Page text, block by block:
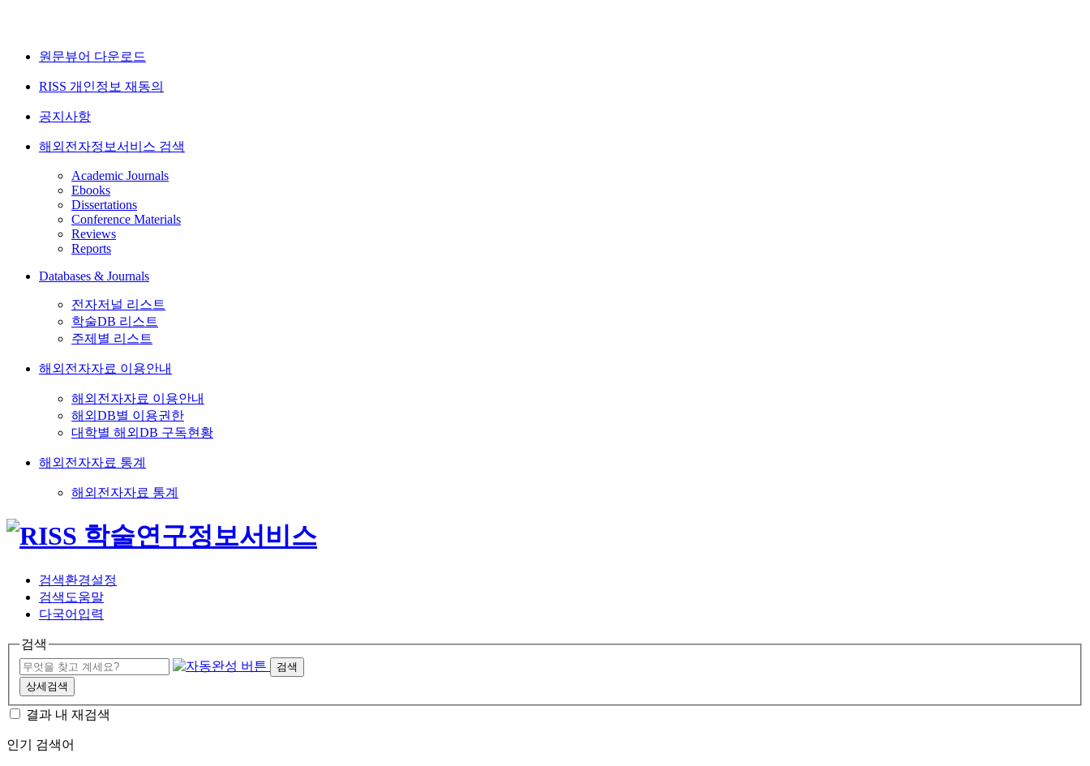
원문뷰어 다운로드
RISS 개인정보 재동의
공지사항
해외전자정보서비스 검색
Academic Journals
Ebooks
Dissertations
Conference Materials
Reviews
Reports
Databases & Journals
전자저널 리스트
학술DB 리스트
주제별 리스트
해외전자자료 이용안내
해외전자자료 이용안내
해외DB별 이용권한
대학별 해외DB 구독현황
해외전자자료 통계
해외전자자료 통계
검색환경설정
검색도움말
다국어입력
검색
검색
상세검색
결과 내 재검색
인기 검색어